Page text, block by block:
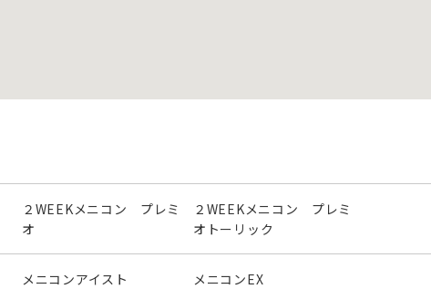
２WEEKメニコン プレミ
オ
２WEEKメニコン プレミ
オトーリック
メニコンアイスト メニコンEX